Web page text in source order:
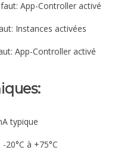
App-Controller activé
Instances activées
App-Controller activé
typique
à +75°C